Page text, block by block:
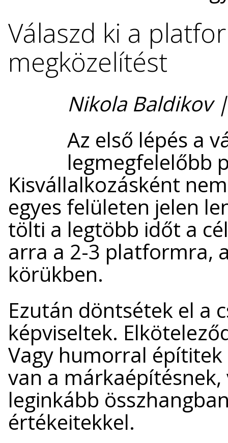
Válaszd ki a
megközelítést
Nikola Baldikov
Az első lépés a
legmegfelelőbb
Kisvállalkozásként
egyes felületen jelen
tölti a legtöbb időt a
arra a 2-3 platformra,
körükben.
Ezután döntsétek el a
képviseltek.
Vagy humorral
van a
leginkább
értékeitekkel.